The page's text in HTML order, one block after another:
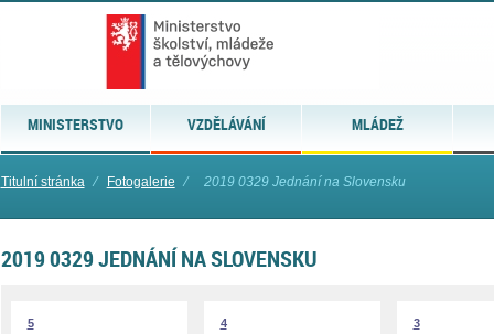
MINISTERSTVO VZDĚLÁVÁNÍ MLÁDEŽ
Titulní stránka ⁄ Fotogalerie ⁄ 2019 0329 Jednání na Slovensku
2019 0329 JEDNÁNÍ NA SLOVENSKU
5 4 3